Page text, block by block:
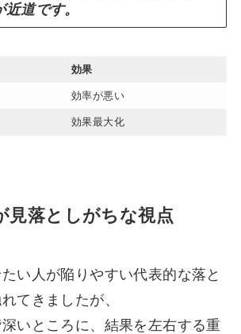
道です。
効果
効率が悪い
効果最大化
見落としがちな視点
い人が陥りやすい代表的な落と
てきましたが、
いところに、結果を左右する重